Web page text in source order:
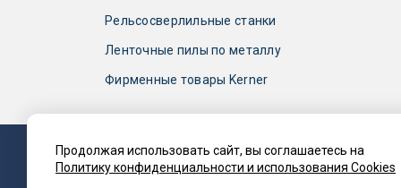
Рельсосверлильные станки
Ленточные пилы по металлу
Фирменные товары Kerner
2017 — 2026 © Компания «Kerner»
Продолжая использовать сайт, вы соглашаетесь на
Политику конфиденциальности и использования Cookies